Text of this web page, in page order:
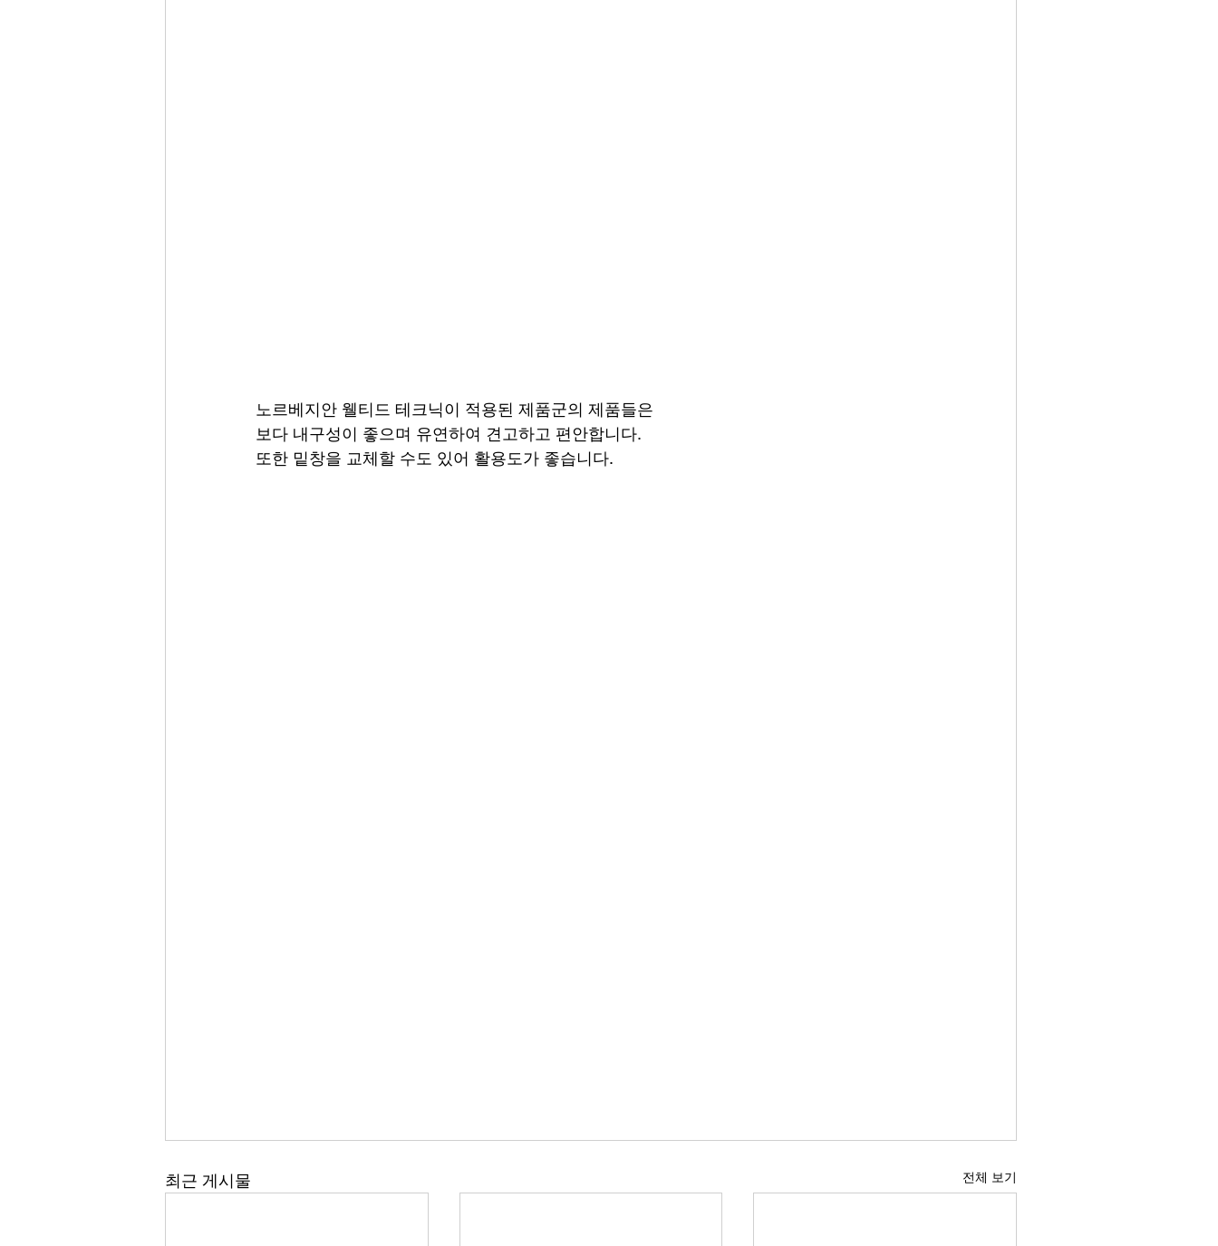
노르베지안 웰티드 테크닉이 적용된 제품군의 제품들은
보다 내구성이 좋으며 유연하여 견고하고 편안합니다.
또한 밑창을 교체할 수도 있어 활용도가 좋습니다.
최근 게시물 전체 보기